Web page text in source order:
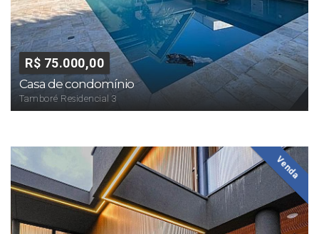
R$ 75.000,00
Casa de condomínio
Tamboré Residencial 3
Venda